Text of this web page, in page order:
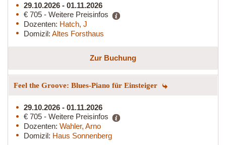
29.10.2026 - 01.11.2026
€ 705 - Weitere Preisinfos
Dozenten: Hatch, J
Domizil: Altes Forsthaus
Zur Buchung
Feel the Groove: Blues-Piano für Einsteiger
29.10.2026 - 01.11.2026
€ 705 - Weitere Preisinfos
Dozenten: Wahler, Arno
Domizil: Haus Sonnenberg